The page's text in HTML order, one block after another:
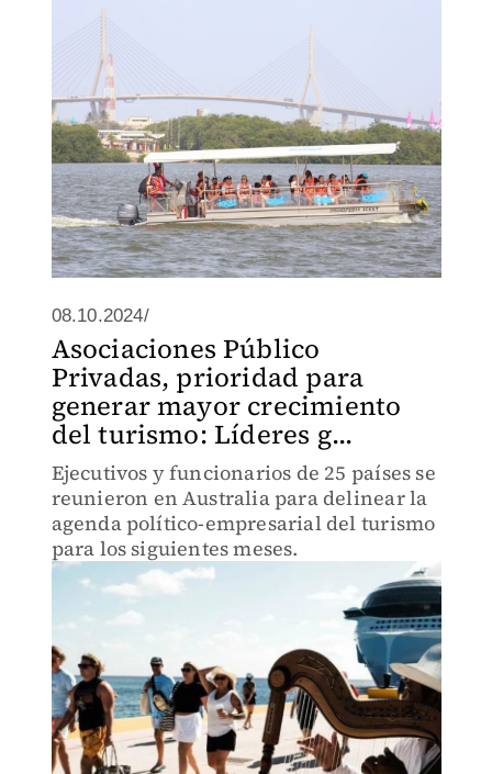
08.10.2024/
Asociaciones Público
Privadas, prioridad para
generar mayor crecimiento
del turismo: Líderes g...
Ejecutivos y funcionarios de 25 países se
reunieron en Australia para delinear la
agenda político-empresarial del turismo
para los siguientes meses.